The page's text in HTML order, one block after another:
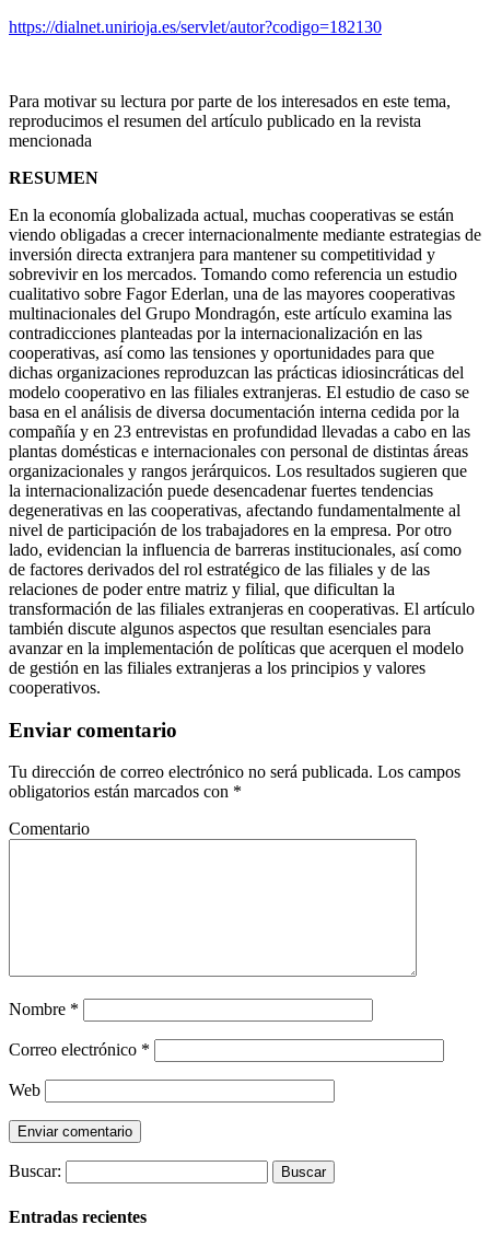
https://dialnet.unirioja.es/servlet/autor?codigo=182130
Para motivar su lectura por parte de los interesados en este tema,
reproducimos el resumen del artículo publicado en la revista
mencionada
RESUMEN
En la economía globalizada actual, muchas cooperativas se están
viendo obligadas a crecer internacionalmente mediante estrategias de
inversión directa extranjera para mantener su competitividad y
sobrevivir en los mercados. Tomando como referencia un estudio
cualitativo sobre Fagor Ederlan, una de las mayores cooperativas
multinacionales del Grupo Mondragón, este artículo examina las
contradicciones planteadas por la internacionalización en las
cooperativas, así como las tensiones y oportunidades para que
dichas organizaciones reproduzcan las prácticas idiosincráticas del
modelo cooperativo en las filiales extranjeras. El estudio de caso se
basa en el análisis de diversa documentación interna cedida por la
compañía y en 23 entrevistas en profundidad llevadas a cabo en las
plantas domésticas e internacionales con personal de distintas áreas
organizacionales y rangos jerárquicos. Los resultados sugieren que
la internacionalización puede desencadenar fuertes tendencias
degenerativas en las cooperativas, afectando fundamentalmente al
nivel de participación de los trabajadores en la empresa. Por otro
lado, evidencian la influencia de barreras institucionales, así como
de factores derivados del rol estratégico de las filiales y de las
relaciones de poder entre matriz y filial, que dificultan la
transformación de las filiales extranjeras en cooperativas. El artículo
también discute algunos aspectos que resultan esenciales para
avanzar en la implementación de políticas que acerquen el modelo
de gestión en las filiales extranjeras a los principios y valores
cooperativos.
Enviar comentario
Tu dirección de correo electrónico no será publicada. Los campos
obligatorios están marcados con *
Comentario
Nombre *
Correo electrónico *
Web
Buscar:
Entradas recientes